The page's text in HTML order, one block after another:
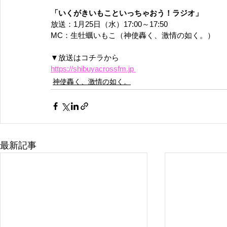
「いくがきいもこといっちゃおう！ラジオ」
放送：1月25日（水）17:00～17:50
MC：生牡蠣いもこ（神使轟く、激情の如く。）
▼放送はコチラから
https://shibuyacrossfm.jp
神使轟く、激情の如く。
最新記事